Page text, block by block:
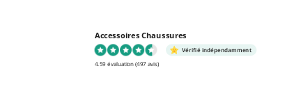
Accessoires Chaussures
Vérifié indépendamment
4.59 évaluation (497 avis)